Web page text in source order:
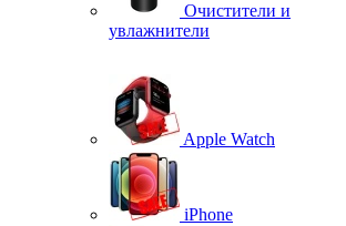
Очистители и
увлажнители
Apple Watch
iPhone